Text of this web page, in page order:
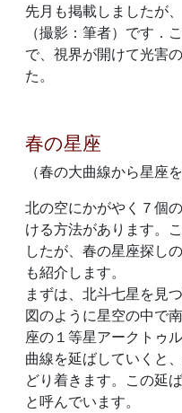
先月も掲載しましたが
（撮影：筆者）です．
で、視界が開けて光害
た。
春の星座
（春の大曲線から星座
北の空にかがやく７個
ける方法があります。
したが、春の星座探し
も紹介します。
まずは、北斗七星を見
図のように星空の中で
座の１等星アークトゥ
曲線を延ばしていくと
どり着きます。この延
と呼んでいます。